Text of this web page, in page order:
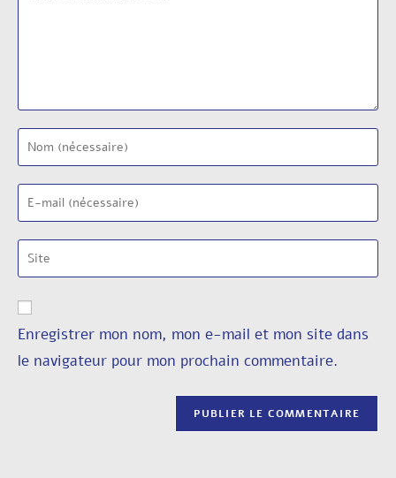
Enregistrer mon nom, mon e-mail et mon site dans
le navigateur pour mon prochain commentaire.